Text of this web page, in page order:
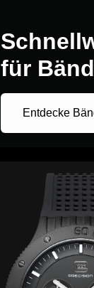
für
Entdecke